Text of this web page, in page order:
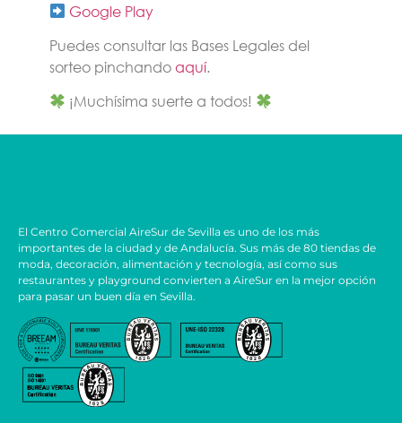
Google Play
Puedes consultar las Bases Legales del
sorteo pinchandoaquí.
¡Muchísima suerte a todos!
El Centro Comercial AireSur de Sevilla es uno de los más
importantes de la ciudad y de Andalucía. Sus más de 80 tiendas de
moda, decoración, alimentación y tecnología, así como sus
restaurantes y playground convierten a AireSur en la mejor opción
para pasar un buen día en Sevilla.